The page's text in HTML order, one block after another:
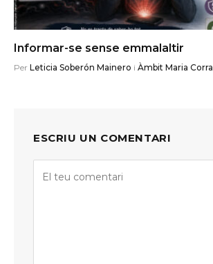
Informar-se sense emmalaltir
Per Leticia Soberón Mainero i Àmbit Maria Corral
ESCRIU UN COMENTARI